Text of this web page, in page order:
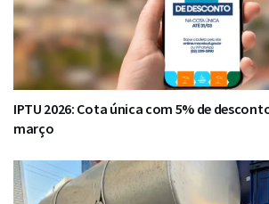
IPTU 2026: Cota única com 5% de
março